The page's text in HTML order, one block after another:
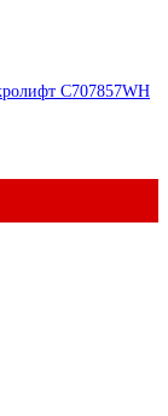
C707857WH